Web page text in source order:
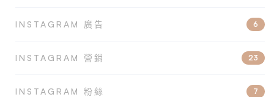
INSTAGRAM 廣告 6
INSTAGRAM 營銷 23
INSTAGRAM 粉絲 7